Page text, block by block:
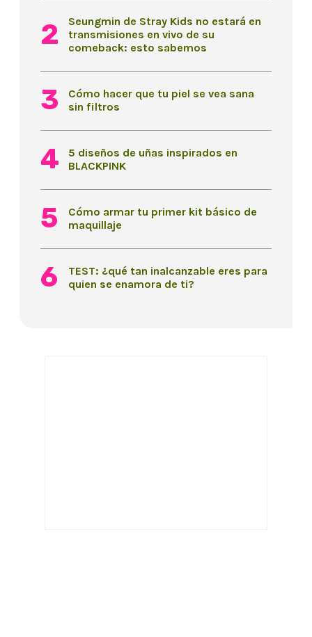
Seungmin de Stray Kids no estará en
transmisiones en vivo de su
comeback: esto sabemos
Cómo hacer que tu piel se vea sana
sin filtros
5 diseños de uñas inspirados en
BLACKPINK
Cómo armar tu primer kit básico de
maquillaje
TEST: ¿qué tan inalcanzable eres para
quien se enamora de ti?